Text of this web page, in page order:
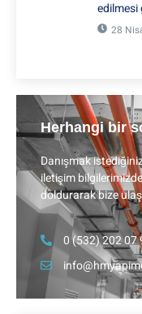
edilmesi
28
Herhangi bir
Danışmak
iletişim
doldurarak bize
0 (532) 202 07